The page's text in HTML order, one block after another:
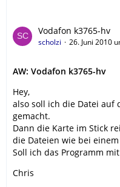
Vodafon k3765-hv
scholzi 26. Juni 2010
AW: Vodafon k3765-hv
Hey,
also soll ich die Datei auf
gemacht.
Dann die Karte im Stick
die Dateien wie bei einem
Soll ich das Programm
Chris